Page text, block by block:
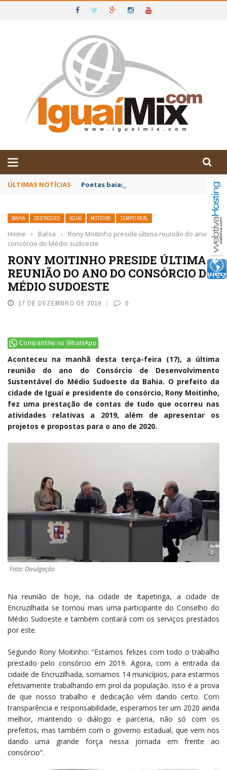
IGUAÍ E SUDOESTE DA BAHIA
ÚLTIMAS NOTÍCIAS Poetas baianos representam o Brasil no
BAHIA DESTAQUES IGUAÍ NOTÍCIAS TEMPO REAL
Home › Bahia ›
Rony Moitinho preside última reunião do ano do
consórcio do Médio sudoeste
RONY MOITINHO PRESIDE ÚLTIMA
REUNIÃO DO ANO DO CONSÓRCIO DO
MÉDIO SUDOESTE
17 DE DEZEMBRO DE 2019 0
Compartilhe no WhatsApp
Aconteceu na manhã desta terça-feira (17), a última
reunião do ano do Consórcio de Desenvolvimento
Sustentável do Médio Sudoeste da Bahia. O prefeito da
cidade de Iguaí e presidente do consórcio, Rony Moitinho,
fez uma prestação de contas de tudo que ocorreu nas
atividades relativas a 2019, além de apresentar os
projetos e propostas para o ano de 2020.
Foto: Divulgação
Na reunião de hoje, na cidade de Itapetinga, a cidade de
Encruzilhada se tornou mais uma participante do Conselho do
Médio Sudoeste e também contará com os serviços prestados
por este.
Segundo Rony Moitinho: “Estamos felizes com todo o trabalho
prestado pelo consórcio em 2019. Agora, com a entrada da
cidade de Encruzilhada, somamos 14 municípios, para estarmos
efetivamente trabalhando em prol da população. Isso é a prova
de que nosso trabalho e dedicação vêm dando certo. Com
transparência e responsabilidade, esperamos ter um 2020 ainda
melhor, mantendo o diálogo e parceria, não só com os
prefeitos, mas também com o governo estadual, que vem nos
dando uma grande força nessa jornada em frente ao
consórcio”.